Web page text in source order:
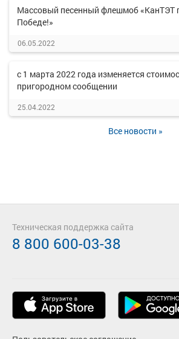
Массовый песенный флешмоб «КанТЭТ
Победе!»
06.05.2022
с 1 марта 2022 года изменяется
пригородном сообщении
25.04.2022
Все новости »
Техническая поддержка сайта
8 800 600-03-38